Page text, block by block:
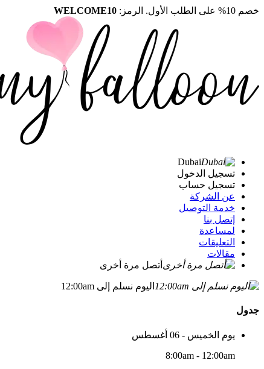
خصم 10% على الطلب الأول. الرمز: WELCOME10
Dubai
تسجيل الدخول
تسجيل حساب
عن الشركة
خدمة التوصيل
إتصل بنا
لمساعدة
التعليقات
مقالات
أتصل مرة أخرى
اليوم نسلم إلى 12:00am
جدول
يوم الخميس - 06 أغسطس
8:00am - 12:00am